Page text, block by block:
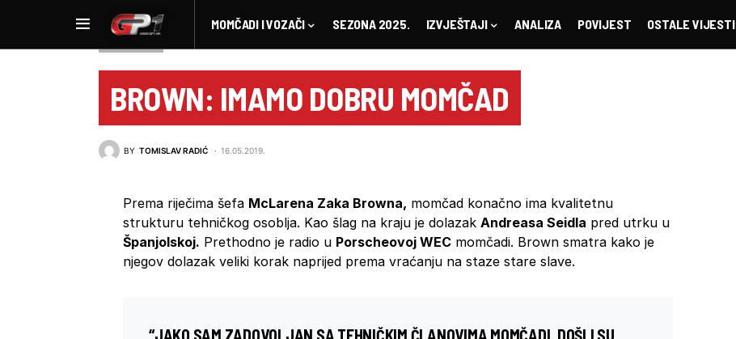
MOMČADI I VOZAČI SEZONA 2025. IZVJEŠTAJI ANALIZA POVIJEST OSTALE VIJESTI
BROWN: IMAMO DOBRU MOMČAD
BY TOMISLAV RADIĆ 16.05.2019.
Prema riječima šefa McLarena Zaka Browna, momčad konačno ima kvalitetnu
strukturu tehničkog osoblja. Kao šlag na kraju je dolazak Andreasa Seidla pred utrku u
Španjolskoj. Prethodno je radio u Porscheovoj WEC momčadi. Brown smatra kako je
njegov dolazak veliki korak naprijed prema vraćanju na staze stare slave.